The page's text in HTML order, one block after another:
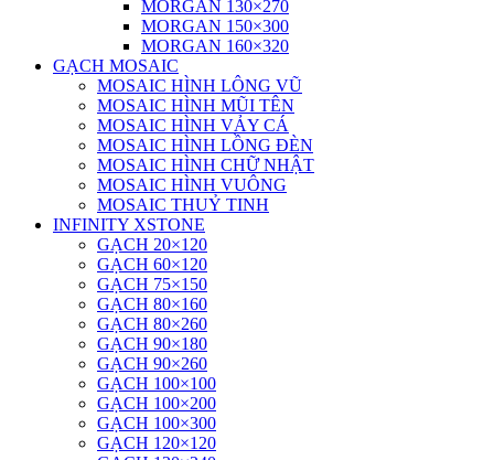
MORGAN 130×270
MORGAN 150×300
MORGAN 160×320
GẠCH MOSAIC
MOSAIC HÌNH LÔNG VŨ
MOSAIC HÌNH MŨI TÊN
MOSAIC HÌNH VẢY CÁ
MOSAIC HÌNH LỒNG ĐÈN
MOSAIC HÌNH CHỮ NHẬT
MOSAIC HÌNH VUÔNG
MOSAIC THUỶ TINH
INFINITY XSTONE
GẠCH 20×120
GẠCH 60×120
GẠCH 75×150
GẠCH 80×160
GẠCH 80×260
GẠCH 90×180
GẠCH 90×260
GẠCH 100×100
GẠCH 100×200
GẠCH 100×300
GẠCH 120×120